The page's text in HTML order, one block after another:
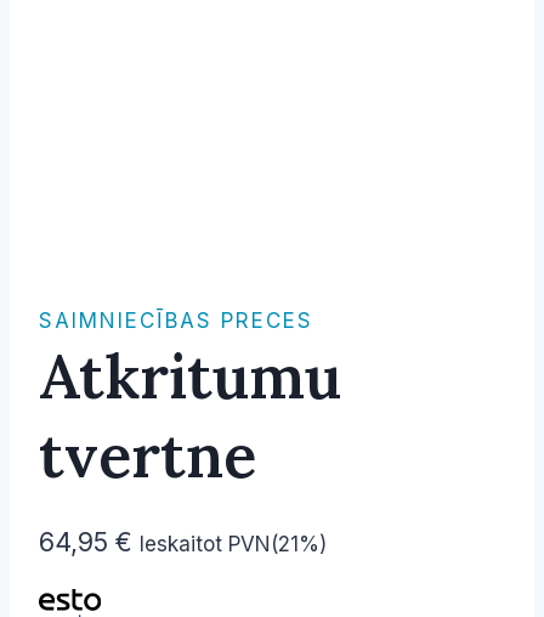
SAIMNIECĪBAS PRECES
Atkritumu
tvertne
64,95 € Ieskaitot PVN(21%)